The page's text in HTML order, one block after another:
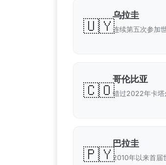
🇺🇾
乌拉圭
连续第五次参加
🇨🇴
哥伦比亚
错过2022年卡塔
🇵🇾
巴拉圭
2010年以来首届